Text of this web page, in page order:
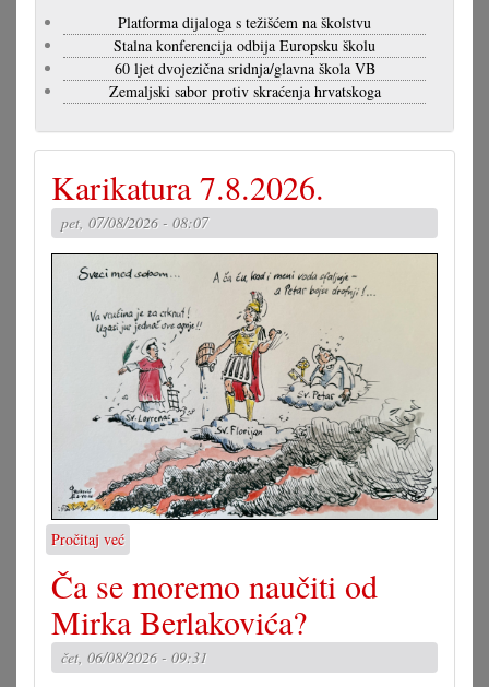
Platforma dijaloga s težišćem na školstvu
Stalna konferencija odbija Europsku školu
60 ljet dvojezična sridnja/glavna škola VB
Zemaljski sabor protiv skraćenja hrvatskoga
Karikatura 7.8.2026.
pet, 07/08/2026 - 08:07
Pročitaj već
Karikatura
7.8.2026.
Ča se moremo naučiti od
Mirka Berlakovića?
čet, 06/08/2026 - 09:31